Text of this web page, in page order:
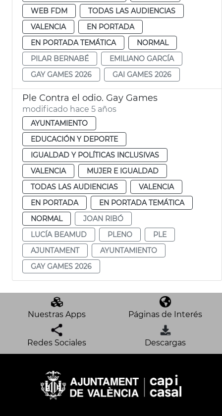
WEB FDM
TODAS LAS AUDIENCIAS
VALENCIA
EN PORTADA
EN PORTADA TEMÁTICA
NORMAL
PILAR BERNABÉ
EMILIANO GARCÍA
GAY GAMES 2026
GAI GAMES 2026
Ple Contra el odio. Gay Games
modificado hace 5 años
AYUNTAMIENTO
EDUCACIÓN Y DEPORTE
IGUALDAD Y POLÍTICAS INCLUSIVAS
VALENCIA
MUJER E IGUALDAD
TODAS LAS AUDIENCIAS
VALENCIA
EN PORTADA
EN PORTADA TEMÁTICA
NORMAL
JOAN RIBÓ
LUCÍA BEAMUD
PLENO
PLE
AJUNTAMENT
AYUNTAMIENTO
GAY GAMES 2026
Nuestras Apps Páginas de Interés
Redes Sociales Descargas